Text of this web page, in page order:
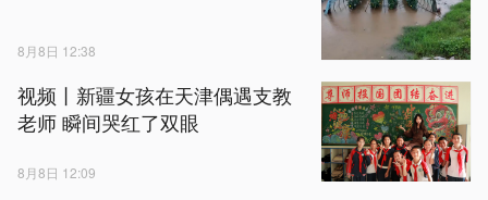
8月8日 12:38
视频丨新疆女孩在天津偶遇支教
老师 瞬间哭红了双眼
8月8日 12:09